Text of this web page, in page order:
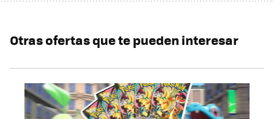
Otras ofertas que te pueden interesar